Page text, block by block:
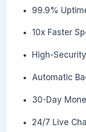
99.9%
10x Faster
High-
Automatic
30-Day
24/7 Live